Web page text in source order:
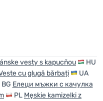
vesty s kapucňou
HU
cu glugă bărbați
UA
BG Eлеци мъжки с качулка
PL Męskie kamizelki z